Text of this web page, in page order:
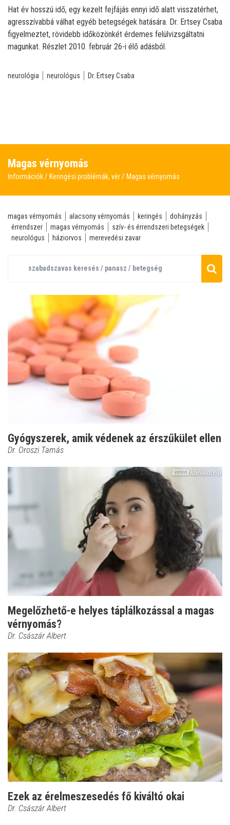
Hat év hosszú idő, egy kezelt fejfájás ennyi idő alatt visszatérhet,
agresszívabbá válhat egyéb betegségek hatására. Dr. Ertsey Csaba
figyelmeztet, rövidebb időközönkét érdemes felülvizsgáltatni
magunkat. Részlet 2010. február 26-i élő adásból.
neurológia neurológus Dr. Ertsey Csaba
Magas vérnyomás
Információk Keringési problémák, vér Magas vérnyomás
magas vérnyomás alacsony vérnyomás keringés
dohányzás
érrendszer
magas vérnyomás
szív- és érrendszeri betegségek
neurológus
háziorvos merevedési zavar
Gyógyszerek, amik védenek az érszűkület ellen
Dr. Oroszi Tamás
Megelőzhető-e helyes táplálkozással a magas
vérnyomás?
Dr. Császár Albert
Ezek az érelmeszesedés fő kiváltó okai
Dr. Császár Albert